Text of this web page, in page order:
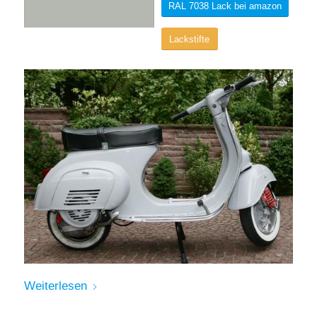
RAL 7038 Lack bei amazon
Lackstifte
Weiterlesen